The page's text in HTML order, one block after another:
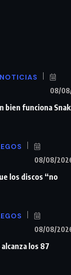
NOTICIAS
08/
bien funciona
08/08/
los discos “no
08/08/
los 87